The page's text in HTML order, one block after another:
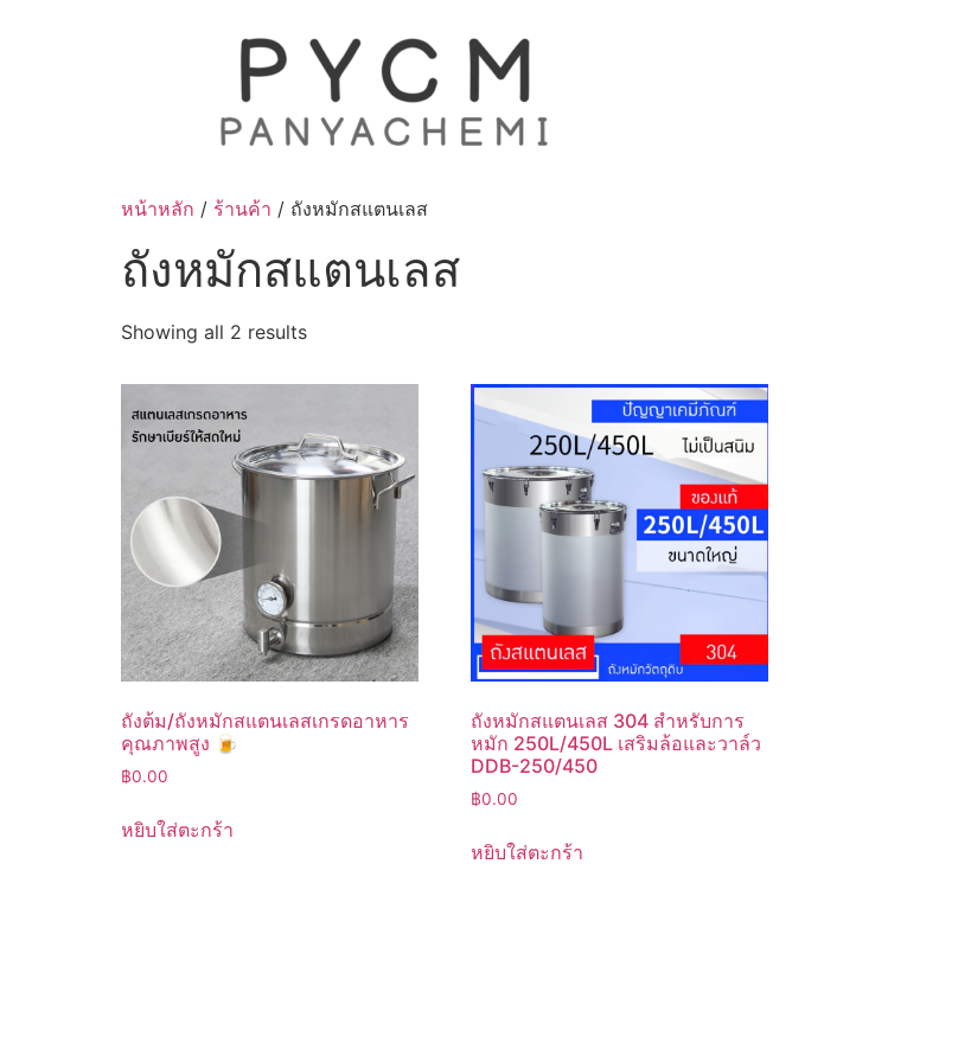
หน้าหลัก / ร้านค้า / ถังหมักสแตนเลส
ถังหมักสแตนเลส
Showing all 2 resultsSorted
latest
ถังต้ม/ถังหมักสแตนเลสเกรดอาหาร
คุณภาพสูง 🍺
฿0.00
หยิบใส่ตะกร้า
ถังหมักสแตนเลส 304 สำหรับการ
หมัก 250L/450L เสริมล้อและวาล์ว
DDB-250/450
฿0.00
หยิบใส่ตะกร้า